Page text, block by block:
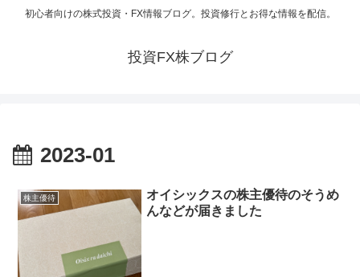
初心者向けの株式投資・FX情報ブログ。投資修行とお得な情報を配信。
投資FX株ブログ
2023-01
株主優待
オイシックスの株主優待のそうめ
んなどが届きました